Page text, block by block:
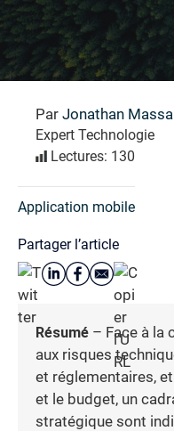
Par Jonathan Massa
Expert Technologie
Lectures: 130
Application mobile
Partager l’article
Résumé – Face à la
aux risques
et réglementaires,
et le budget, un
stratégique sont